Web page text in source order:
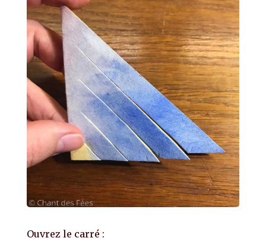
Ouvrez le carré :